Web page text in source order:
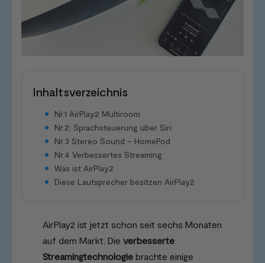
Inhaltsverzeichnis
Nr.1 AirPlay2 Multiroom
Nr.2: Sprachsteuerung über Siri
Nr.3 Stereo Sound – HomePod
Nr.4 Verbessertes Streaming
Was ist AirPlay2
Diese Lautsprecher besitzen AirPlay2
AirPlay2 ist jetzt schon seit sechs Monaten
auf dem Markt. Die verbesserte
Streamingtechnologie brachte einige